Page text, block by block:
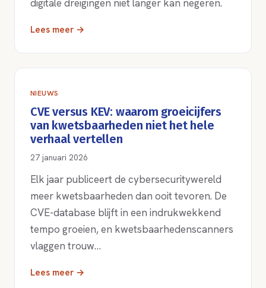
digitale dreigingen niet langer kan negeren.
Lees meer →
NIEUWS
CVE versus KEV: waarom groeicijfers
van kwetsbaarheden niet het hele
verhaal vertellen
27 januari 2026
Elk jaar publiceert de cybersecuritywereld
meer kwetsbaarheden dan ooit tevoren. De
CVE-database blijft in een indrukwekkend
tempo groeien, en kwetsbaarhedenscanners
vlaggen trouw…
Lees meer →